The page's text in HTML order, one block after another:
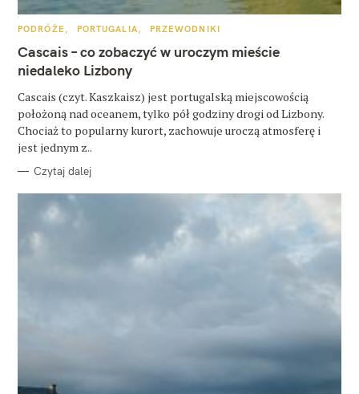
K
T
E
G
O
I
PODRÓŻE PORTUGALIA PRZEWODNIKI
Cascais – co zobaczyć w uroczym mieście
niedaleko Lizbony
Cascais (czyt. Kaszkaisz) jest portugalską miejscowością
położoną nad oceanem, tylko pół godziny drogi od Lizbony.
Chociaż to popularny kurort, zachowuje uroczą atmosferę i
jest jednym z..
Czytaj dalej
k
a
j
: